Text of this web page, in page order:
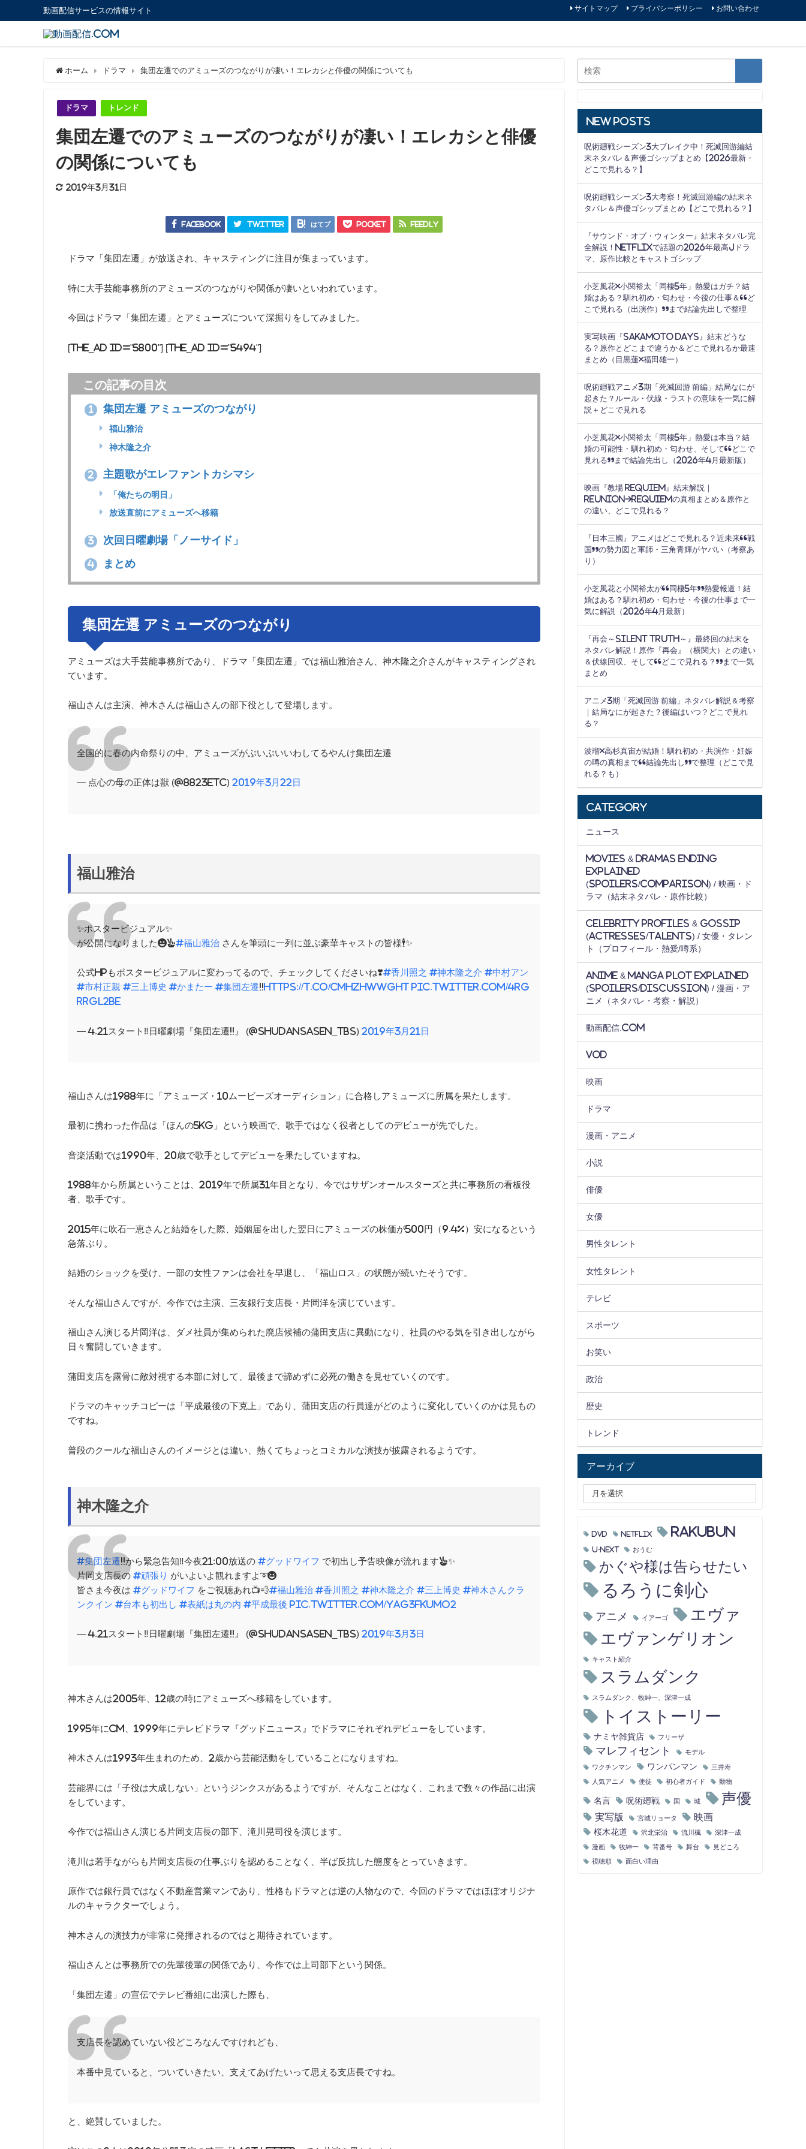
動画配信サービスの情報サイト サイトマップ プライバシーポリシー お問い合わせ
ホーム ドラマ 集団左遷でのアミューズのつながりが凄い！エレカシと俳優の関係についても
ドラマ トレンド
集団左遷でのアミューズのつながりが凄い！エレカシと俳優
の関係についても
2019年3月31日
Facebook Twitter はてブ Pocket Feedly
ドラマ「集団左遷」が放送され、キャスティングに注目が集まっています。
特に大手芸能事務所のアミューズのつながりや関係が凄いといわれています。
今回はドラマ「集団左遷」とアミューズについて深掘りをしてみました。
[the_ad id="5800"] [the_ad id="5494"]
この記事の目次
1 集団左遷 アミューズのつながり
福山雅治
神木隆之介
2 主題歌がエレファントカシマシ
「俺たちの明日」
放送直前にアミューズへ移籍
3 次回日曜劇場「ノーサイド」
4 まとめ
集団左遷 アミューズのつながり
アミューズは大手芸能事務所であり、ドラマ「集団左遷」では福山雅治さん、神木隆之介さんがキャスティングされ
ています。
福山さんは主演、神木さんは福山さんの部下役として登場します。
全国的に春の内命祭りの中、アミューズがぶいぶいいわしてるやんけ集団左遷
— 点心の母の正体は獣 (@8823etc) 2019年3月22日
福山雅治
✨ポスタービジュアル✨
が公開になりました😆✌️#福山雅治 さんを筆頭に一列に並ぶ豪華キャストの皆様🕴✨
公式HPもポスタービジュアルに変わってるので、チェックしてくださいね❣️#香川照之 #神木隆之介 #中村アン
#市村正親 #三上博史 #かまたー #集団左遷!!https://t.co/CmhZhwwghT pic.twitter.com/4Rg
rRGl2Be
— 4.21スタート‼︎日曜劇場『集団左遷!!』 (@shudansasen_tbs) 2019年3月21日
福山さんは1988年に「アミューズ・10ムービーズオーディション」に合格しアミューズに所属を果たします。
最初に携わった作品は「ほんの5kg」という映画で、歌手ではなく役者としてのデビューが先でした。
音楽活動では1990年、20歳で歌手としてデビューを果たしていますね。
1988年から所属ということは、2019年で所属31年目となり、今ではサザンオールスターズと共に事務所の看板役
者、歌手です。
2015年に吹石一恵さんと結婚をした際、婚姻届を出した翌日にアミューズの株価が500円（9.4%）安になるという
急落ぶり。
結婚のショックを受け、一部の女性ファンは会社を早退し、「福山ロス」の状態が続いたそうです。
そんな福山さんですが、今作では主演、三友銀行支店長・片岡洋を演じています。
福山さん演じる片岡洋は、ダメ社員が集められた廃店候補の蒲田支店に異動になり、社員のやる気を引き出しながら
日々奮闘していきます。
蒲田支店を露骨に敵対視する本部に対して、最後まで諦めずに必死の働きを見せていくのです。
ドラマのキャッチコピーは「平成最後の下克上」であり、蒲田支店の行員達がどのように変化していくのかは見もの
ですね。
普段のクールな福山さんのイメージとは違い、熱くてちょっとコミカルな演技が披露されるようです。
神木隆之介
#集団左遷!!から緊急告知‼️今夜21:00放送の #グッドワイフ で初出し予告映像が流れます✌️✨
片岡支店長の #頑張り がいよいよ観れますよ➰😆
皆さま今夜は #グッドワイフ をご視聴あれ📺💨#福山雅治 #香川照之 #神木隆之介 #三上博史 #神木さんクラ
ンクイン #台本も初出し #表紙は丸の内 #平成最後 pic.twitter.com/YAG3fkuMO2
— 4.21スタート‼︎日曜劇場『集団左遷!!』 (@shudansasen_tbs) 2019年3月3日
神木さんは2005年、12歳の時にアミューズへ移籍をしています。
1995年にCM、1999年にテレビドラマ『グッドニュース』でドラマにそれぞれデビューをしています。
神木さんは1993年生まれのため、2歳から芸能活動をしていることになりますね。
芸能界には「子役は大成しない」というジンクスがあるようですが、そんなことはなく、これまで数々の作品に出演
をしています。
今作では福山さん演じる片岡支店長の部下、滝川晃司役を演じます。
滝川は若手ながらも片岡支店長の仕事ぶりを認めることなく、半ば反抗した態度をとっていきます。
原作では銀行員ではなく不動産営業マンであり、性格もドラマとは逆の人物なので、今回のドラマではほぼオリジナ
ルのキャラクターでしょう。
神木さんの演技力が非常に発揮されるのではと期待されています。
福山さんとは事務所での先輩後輩の関係であり、今作では上司部下という関係。
「集団左遷」の宣伝でテレビ番組に出演した際も、
支店長を認めていない役どころなんですけれども、
本番中見ていると、ついていきたい、支えてあげたいって思える支店長ですね。
と、絶賛していました。
New Posts
呪術廻戦シーズン3大ブレイク中！死滅回游編結
末ネタバレ＆声優ゴシップまとめ【2026最新・
どこで見れる？】
呪術廻戦シーズン3大考察！死滅回游編の結末ネ
タバレ＆声優ゴシップまとめ【どこで見れる？】
『サウンド・オブ・ウィンター』結末ネタバレ完
全解説！Netflixで話題の2026年最高Jドラ
マ、原作比較とキャストゴシップ
小芝風花×小関裕太「同棲5年」熱愛はガチ？結
婚はある？馴れ初め・匂わせ・今後の仕事＆“ど
こで見れる（出演作）”まで結論先出しで整理
実写映画『SAKAMOTO DAYS』結末どうな
る？原作とどこまで違うか＆どこで見れるか最速
まとめ（目黒蓮×福田雄一）
呪術廻戦アニメ3期「死滅回游 前編」結局なにが
起きた？ルール・伏線・ラストの意味を一気に解
説＋どこで見れる
小芝風花×小関裕太「同棲5年」熱愛は本当？結
婚の可能性・馴れ初め・匂わせ、そして“どこで
見れる”まで結論先出し（2026年4月最新版）
映画『教場 Requiem』結末解説｜
Reunion→Requiemの真相まとめ＆原作と
の違い、どこで見れる？
『日本三國』アニメはどこで見れる？近未来“戦
国”の勢力図と軍師・三角青輝がヤバい（考察あ
り）
小芝風花と小関裕太が“同棲5年”熱愛報道！結
婚はある？馴れ初め・匂わせ・今後の仕事まで一
気に解説（2026年4月最新）
『再会～Silent Truth～』最終回の結末を
ネタバレ解説！原作『再会』（横関大）との違い
＆伏線回収、そして“どこで見れる？”まで一気
まとめ
アニメ3期「死滅回游 前編」ネタバレ解説＆考察
｜結局なにが起きた？後編はいつ？どこで見れ
る？
波瑠×高杉真宙が結婚！馴れ初め・共演作・妊娠
の噂の真相まで“結論先出し”で整理（どこで見
れる？も）
Category
ニュース
Movies & Dramas Ending
Explained
(Spoilers/Comparison) / 映画・ド
ラマ（結末ネタバレ・原作比較）
Celebrity Profiles & Gossip
(Actresses/Talents) / 女優・タレン
ト（プロフィール・熱愛/噂系）
Anime & Manga Plot Explained
(Spoilers/Discussion) / 漫画・ア
ニメ（ネタバレ・考察・解説）
動画配信.com
VOD
映画
ドラマ
漫画・アニメ
小説
俳優
女優
男性タレント
女性タレント
テレビ
スポーツ
お笑い
政治
歴史
トレンド
アーカイブ
DVD Netflix RAKUBUN
U-NEXT おうむ
かぐや様は告らせたい
るろうに剣心
アニメ イアーゴ
エヴァ
エヴァンゲリオン
キャスト紹介
スラムダンク
スラムダンク、牧紳一、深津一成
トイストーリー
ナミヤ雑貨店 フリーザ
マレフィセント モデル
ワクチンマン ワンパンマン 三井寿
人気アニメ 使徒 初心者ガイド 動物
名言 呪術廻戦 国 城 声優
実写版 宮城リョータ 映画
桜木花道 沢北栄治 流川楓 深津一成
漫画 牧紳一 背番号 舞台 見どころ
視聴順 面白い理由